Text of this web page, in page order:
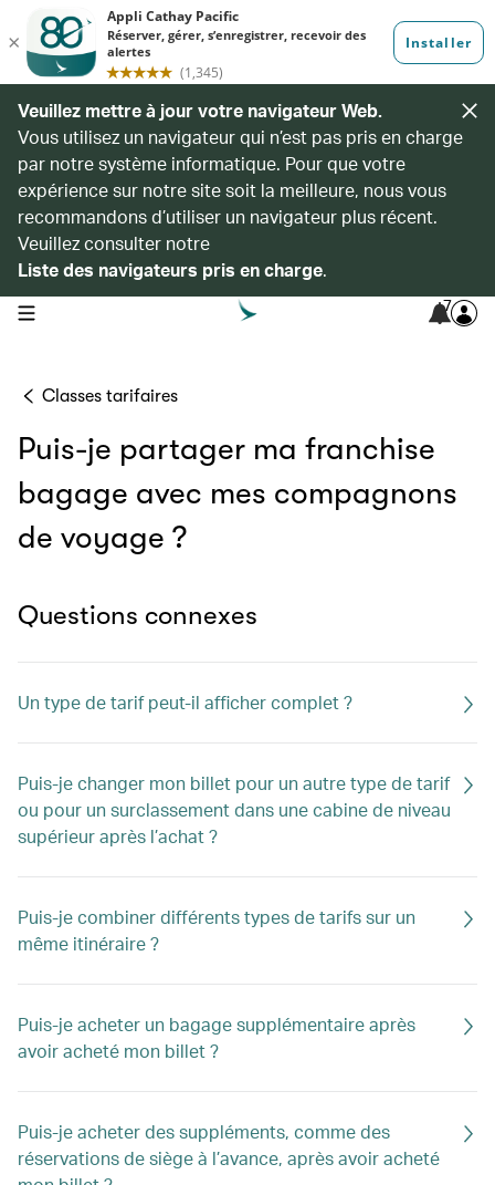
Veuillez mettre à jour votre navigateur Web.
Vous utilisez un navigateur qui n’est pas pris en charge
par notre système informatique. Pour que votre
expérience sur notre site soit la meilleure, nous vous
recommandons d’utiliser un navigateur plus récent.
Veuillez consulter notre
Liste des navigateurs pris en charge.
open navigation menu 7
Classes tarifaires
Puis-je partager ma franchise
bagage avec mes compagnons
de voyage ?
Questions connexes
Un type de tarif peut-il afficher complet ?
Puis-je changer mon billet pour un autre type de tarif
ou pour un surclassement dans une cabine de niveau
supérieur après l’achat ?
Puis-je combiner différents types de tarifs sur un
même itinéraire ?
Puis-je acheter un bagage supplémentaire après
avoir acheté mon billet ?
Puis-je acheter des suppléments, comme des
réservations de siège à l’avance, après avoir acheté